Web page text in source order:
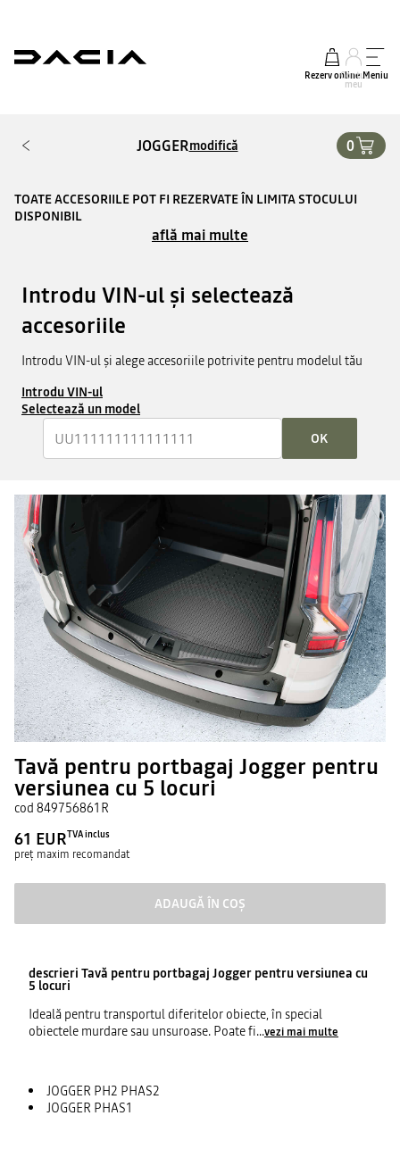
Rezerv online
Contul
meu
Meniu
JOGGERmodifică 0
TOATE ACCESORIILE POT FI REZERVATE ÎN LIMITA STOCULUI
DISPONIBIL
află mai multe
Introdu VIN-ul și selectează
accesoriile
Introdu VIN-ul și alege accesoriile potrivite pentru modelul tău
Introdu VIN-ul
Selectează un model
OK
Tavă pentru portbagaj Jogger pentru
versiunea cu 5 locuri
cod 849756861R
61 EURTVA inclus
preț maxim recomandat
ADAUGĂ ÎN COȘ
descrieri Tavă pentru portbagaj Jogger pentru versiunea cu
5 locuri
Ideală pentru transportul diferitelor obiecte, în special
obiectele murdare sau unsuroase. Poate fi...vezi mai multe
JOGGER PH2 PHAS2
JOGGER PHAS1